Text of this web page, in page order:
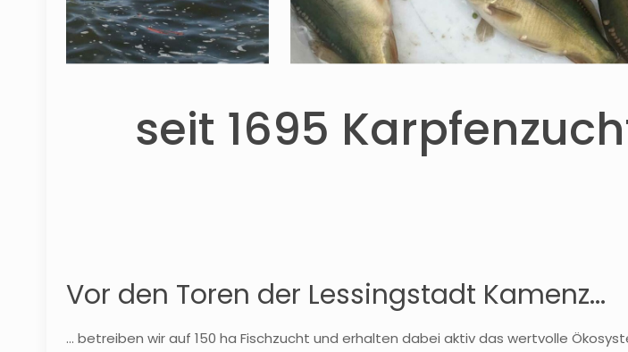
seit 1695
Vor den Toren der Lessingstadt Kamenz...
... betreiben wir auf 150 ha Fischzucht und erhalten dabei aktiv das wertvolle